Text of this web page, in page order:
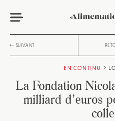
SUIVANT
EN CONTINU
La Fondation
milliard d’euros